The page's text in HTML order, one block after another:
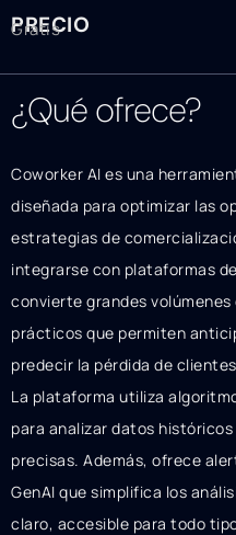
PRECIO
Gratis
¿Qué ofrece?
Coworker AI es una
diseñada para optimizar las
estrategias de
integrarse con plataformas
convierte grandes
prácticos que permiten
predecir la pérdida de
La plataforma utiliza
para analizar datos
precisas. Además, ofrece
GenAI que simplifica los
claro, accesible para todo